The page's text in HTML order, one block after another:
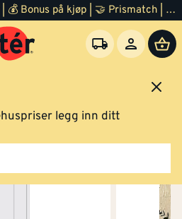
🚚 Fri frakt over 20 000 kr | 💰 Bonus på kjøp | 🤝 Prismatch | ⭐ 100% fornøyd garanti | 🏪 140 byggevarehus
legg inn ditt